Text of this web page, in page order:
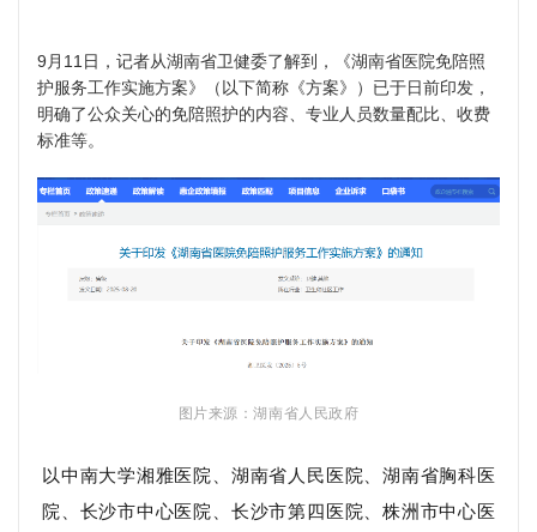
9月11日，记者从湖南省卫健委了解到，《湖南省医院免陪照
护服务工作实施方案》（以下简称《方案》）已于日前印发，
明确了公众关心的免陪照护的内容、专业人员数量配比、收费
标准等。
图片来源：湖南省人民政府
以中南大学湘雅医院、湖南省人民医院、湖南省胸科医
院、长沙市中心医院、长沙市第四医院、株洲市中心医